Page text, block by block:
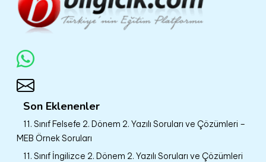
Son Eklenenler
11. Sınıf Felsefe 2. Dönem 2. Yazılı Soruları ve Çözümleri –
MEB Örnek Soruları
11. Sınıf İngilizce 2. Dönem 2. Yazılı Soruları ve Çözümleri